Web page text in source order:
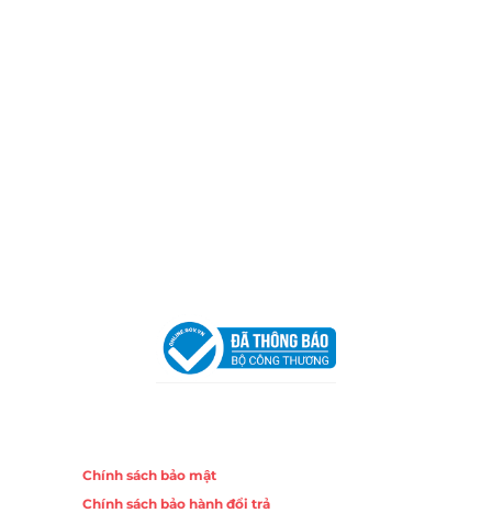
Chính sách bảo mật
Chính sách bảo hành đổi trả